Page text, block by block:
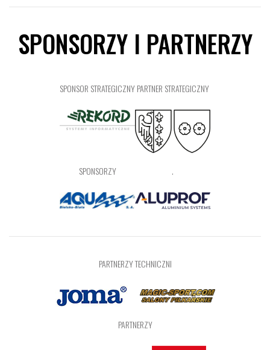
SPONSORZY I PARTNERZY
SPONSOR STRATEGICZNYPARTNER STRATEGICZNY
SPONSORZY .
PARTNERZY TECHNICZNI
PARTNERZY